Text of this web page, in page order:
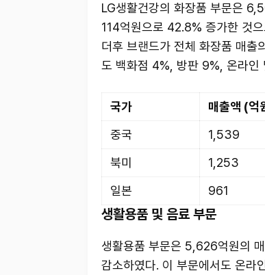
LG생활건강의 화장품 부문은
114억원으로 42.8% 증가한 것
더후 브랜드가 전체 화장품 매출
도 백화점 4%, 방판 9%, 온라인
국가 매출액 (억
중국
1,539
북미
1,253
일본
961
생활용품 및 음료 부문
생활용품 부문은 5,626억원의
감소하였다. 이 부문에서도 온라